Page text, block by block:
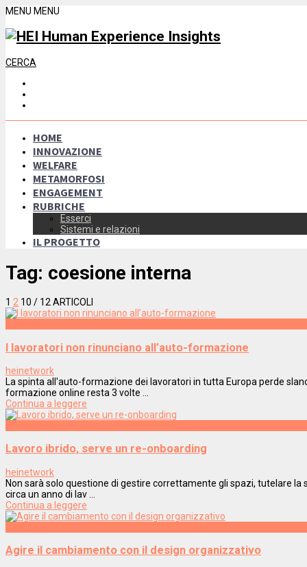
MENU MENU
CERCA
HOME
INNOVAZIONE
WELFARE
METAMORFOSI
ENGAGEMENT
RUBRICHE
Esserci
Sistemi e relazioni
IL PROGETTO
Tag: coesione interna
1 2 10 / 12 ARTICOLI
I lavoratori non rinunciano all’auto-formazione
heinetwork
La spinta all'auto-formazione dei lavoratori in tutta Europa perde
formazione online resta 3 volte ...
Continua a leggere
Lavoro ibrido, serve un re-onboarding
heinetwork
Non sarà solo questione di gestire correttamente gli spazi, tutelare
circa un anno di lav ...
Continua a leggere
Agire il cambiamento con il design organizzativo